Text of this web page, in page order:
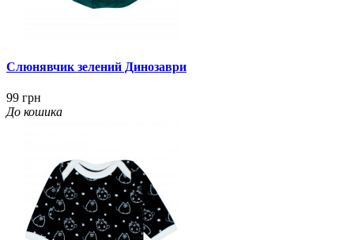
Слюнявчик зелений Динозаври
99 грн
До кошика